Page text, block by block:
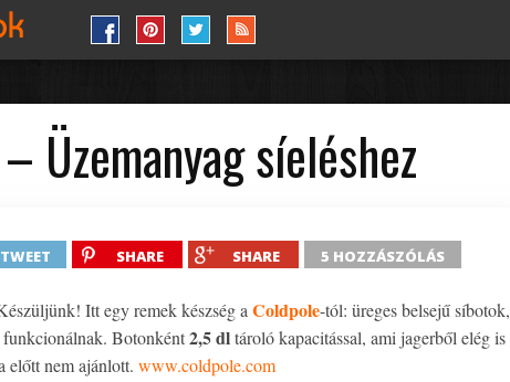
Üzemanyag síeléshez
TWEET SHARE SHARE 5 HOZZÁSZÓLÁS
Itt egy remek készség a Coldpole-tól: üreges belsejű síbotok,
funkcionálnak. Botonként2,5 dltároló kapacitással, ami jagerből elég is
előtt nem ajánlott. www.coldpole.com